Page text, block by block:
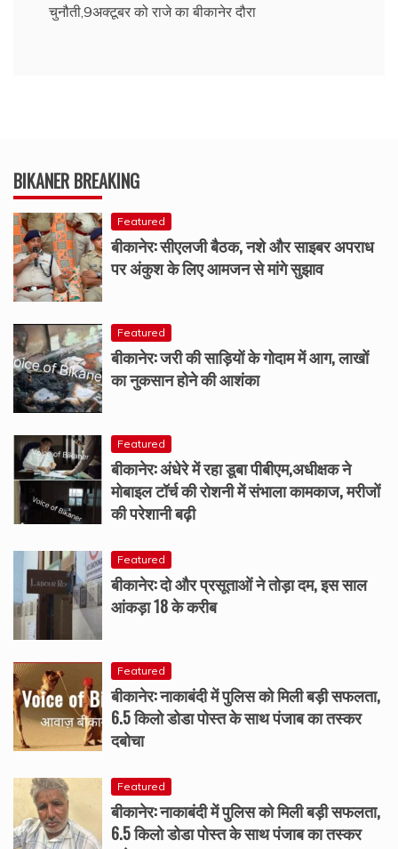
चुनौती,9अक्टूबर को राजे का बीकानेर दौरा
BIKANER BREAKING
Featured
बीकानेर: सीएलजी बैठक, नशे और साइबर अपराध
पर अंकुश के लिए आमजन से मांगे सुझाव
Featured
बीकानेर: जरी की साड़ियों के गोदाम में आग, लाखों
का नुकसान होने की आशंका
Featured
बीकानेर: अंधेरे में रहा डूबा पीबीएम,अधीक्षक ने
मोबाइल टॉर्च की रोशनी में संभाला कामकाज, मरीजों
की परेशानी बढ़ी
Featured
बीकानेर: दो और प्रसूताओं ने तोड़ा दम, इस साल
आंकड़ा 18 के करीब
Featured
बीकानेर: नाकाबंदी में पुलिस को मिली बड़ी सफलता,
6.5 किलो डोडा पोस्त के साथ पंजाब का तस्कर
दबोचा
Featured
बीकानेर: नाकाबंदी में पुलिस को मिली बड़ी सफलता,
6.5 किलो डोडा पोस्त के साथ पंजाब का तस्कर